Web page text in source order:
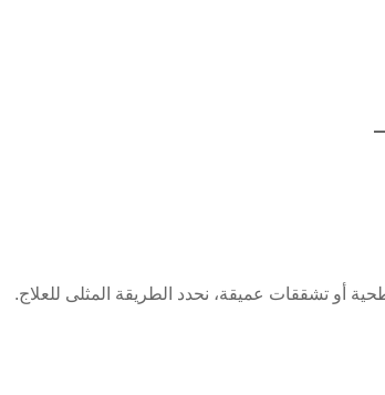
أو تشققات عميقة، نحدد الطريقة المثلى للعلاج.